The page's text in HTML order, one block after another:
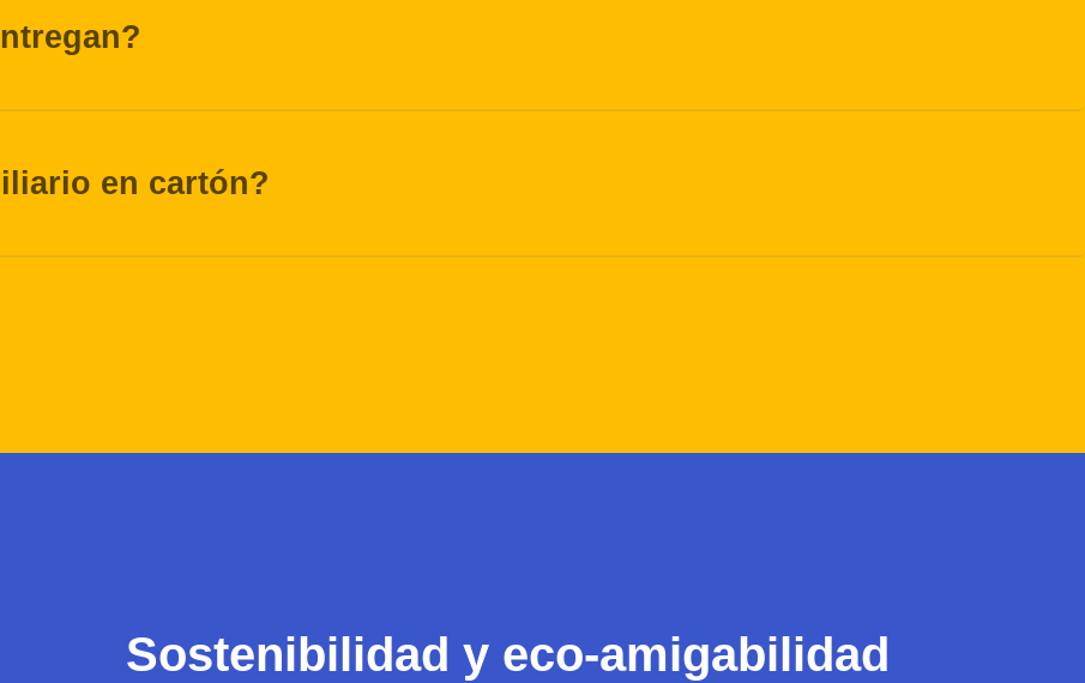
en cartón?
Sostenibilidad y eco-amigabilidad